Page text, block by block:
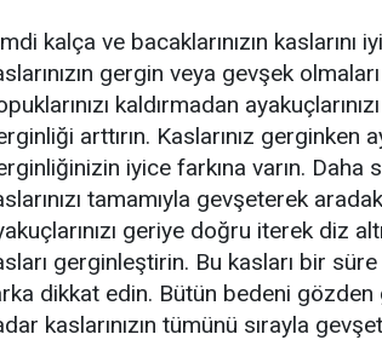
kalça ve bacaklarınızın
gergin veya gevşek
kaldırmadan
arttırın. Kaslarınız gerginken
iyice farkına varın.
tamamıyla gevşeterek
geriye doğru iterek diz
gerginleştirin. Bu kasları bir
dikkat edin. Bütün bedeni gözden
kaslarınızın tümünü sırayla